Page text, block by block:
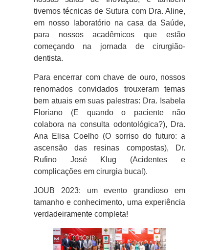
tivemos técnicas de Sutura com Dra. Aline,
em nosso laboratório na casa da Saúde,
para nossos acadêmicos que estão
começando na jornada de cirurgião-
dentista.
Para encerrar com chave de ouro, nossos
renomados convidados trouxeram temas
bem atuais em suas palestras: Dra. Isabela
Floriano (E quando o paciente não
colabora na consulta odontológica?), Dra.
Ana Elisa Coelho (O sorriso do futuro: a
ascensão das resinas compostas), Dr.
Rufino José Klug (Acidentes e
complicações em cirurgia bucal).
JOUB 2023: um evento grandioso em
tamanho e conhecimento, uma experiência
verdadeiramente completa!